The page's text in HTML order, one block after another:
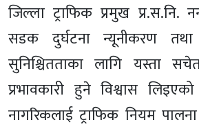
जिल्ला ट्राफिक प्रमुख प्र.स.नि.
सडक दुर्घटना न्यूनीकरण तथा
सुनिश्चितताका लागि यस्ता
प्रभावकारी हुने विश्वास
नागरिकलाई ट्राफिक नियम पालना